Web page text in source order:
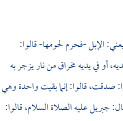
الإبل -فحرم لحومها- قالوا:
أو في يديه مخراق من نار يزجر به
صدقت، قالوا: إنما بقيت واحدة وهي
جبريل عليه الصلاة السلام، قالوا: